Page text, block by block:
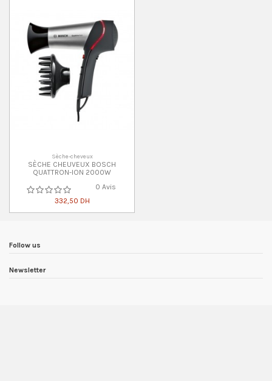
Sèche-cheveux
SÈCHE CHEUVEUX BOSCH
QUATTRON-ION 2000W
0 Avis
332,50 DH
Follow us
Newsletter